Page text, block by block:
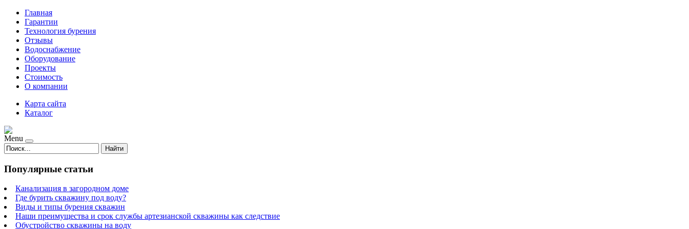
Главная
Гарантии
Технология бурения
Отзывы
Водоснабжение
Оборудование
Проекты
Стоимость
О компании
Карта сайта
Каталог
Menu
Найти
Популярные статьи
Канализация в загородном доме
Где бурить скважину под воду?
Виды и типы бурения скважин
Наши преимущества и срок службы артезианской скважины как следствие
Обустройство скважины на воду